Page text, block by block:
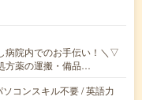
病院内でのお手伝い！＼▽
方薬の運搬・備品…
コンスキル不要 / 英語力